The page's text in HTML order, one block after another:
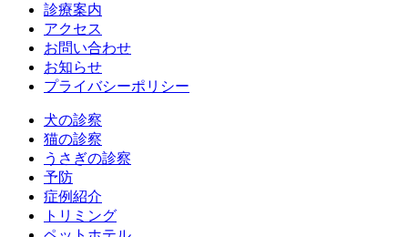
診療案内
アクセス
お問い合わせ
お知らせ
プライバシーポリシー
犬の診察
猫の診察
うさぎの診察
予防
症例紹介
トリミング